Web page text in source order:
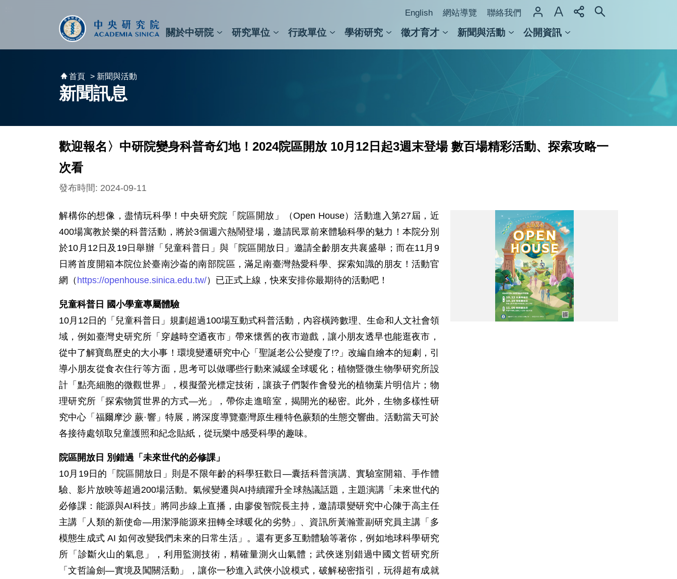
English 網站導覽 聯絡我們
關於中研院 研究單位 行政單位 學術研究 徵才育才 新聞與活動 公開資訊
首頁 > 新聞與活動
新聞訊息
歡迎報名〉中研院變身科普奇幻地！2024院區開放 10月12日起3週末登場 數百場精彩活動、探索攻略一
次看
發布時間: 2024-09-11
解構你的想像，盡情玩科學！中央研究院「院區開放」（Open House）活動進入第27屆，近
400場寓教於樂的科普活動，將於3個週六熱鬧登場，邀請民眾前來體驗科學的魅力！本院分別
於10月12日及19日舉辦「兒童科普日」與「院區開放日」邀請全齡朋友共襄盛舉；而在11月9
日將首度開箱本院位於臺南沙崙的南部院區，滿足南臺灣熱愛科學、探索知識的朋友！活動官
網（ https://openhouse.sinica.edu.tw/）已正式上線，快來安排你最期待的活動吧！
兒童科普日 國小學童專屬體驗
10月12日的「兒童科普日」規劃超過100場互動式科普活動，內容橫跨數理、生命和人文社會領
域，例如臺灣史研究所「穿越時空迺夜市」帶來懷舊的夜市遊戲，讓小朋友透早也能逛夜市，
從中了解寶島歷史的大小事！環境變遷研究中心「聖誕老公公變瘦了!?」改編自繪本的短劇，引
導小朋友從食衣住行等方面，思考可以做哪些行動來減緩全球暖化；植物暨微生物學研究所設
計「點亮細胞的微觀世界」，模擬螢光標定技術，讓孩子們製作會發光的植物葉片明信片；物
理研究所「探索物質世界的方式—光」，帶你走進暗室，揭開光的秘密。此外，生物多樣性研
究中心「福爾摩沙 蕨·響」特展，將深度導覽臺灣原生種特色蕨類的生態交響曲。活動當天可於
各接待處領取兒童護照和紀念貼紙，從玩樂中感受科學的趣味。
院區開放日 別錯過「未來世代的必修課」
10月19日的「院區開放日」則是不限年齡的科學狂歡日—囊括科普演講、實驗室開箱、手作體
驗、影片放映等超過200場活動。氣候變遷與AI持續躍升全球熱議話題，主題演講「未來世代的
必修課：能源與AI科技」將同步線上直播，由廖俊智院長主持，邀請環變研究中心陳于高主任
主講「人類的新使命—用潔淨能源來扭轉全球暖化的劣勢」、資訊所黃瀚萱副研究員主講「多
模態生成式 AI 如何改變我們未來的日常生活」。還有更多互動體驗等著你，例如地球科學研究
所「診斷火山的氣息」，利用監測技術，精確量測火山氣體；武俠迷別錯過中國文哲研究所
「文哲論劍—實境及闖關活動」，讓你一秒進入武俠小說模式，破解秘密指引，玩得超有成就